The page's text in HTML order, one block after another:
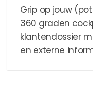
Grip op jouw
360 graden
klantendossier
en externe